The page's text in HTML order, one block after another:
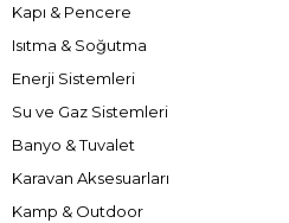
Kapı & Pencere
Isıtma & Soğutma
Enerji Sistemleri
Su ve Gaz Sistemleri
Banyo & Tuvalet
Karavan Aksesuarları
Kamp & Outdoor